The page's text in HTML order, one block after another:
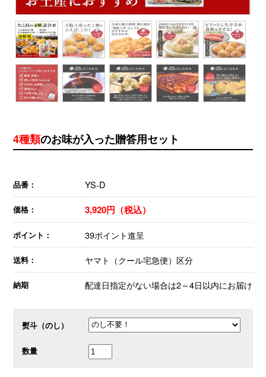
4種類のお味が入った贈答用セット
品番： YS-D
価格： 3,920円（税込）
ポイント： 39ポイント進呈
送料： ヤマト（クール宅急便）区分
納期 配達日指定がない場合は2～4日以内にお届け
熨斗（のし）
数量